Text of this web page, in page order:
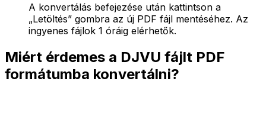
A konvertálás befejezése után kattintson a
„Letöltés” gombra az új PDF fájl mentéséhez. Az
ingyenes fájlok 1 óráig elérhetők.
Miért érdemes a DJVU fájlt PDF
formátumba konvertálni?